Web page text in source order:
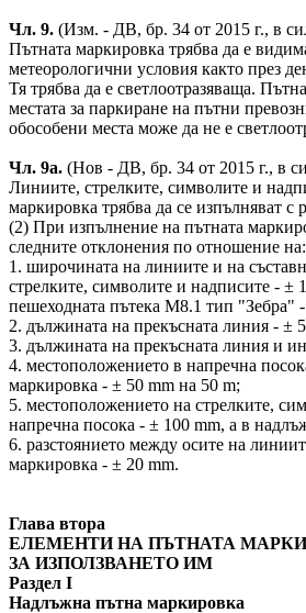
Чл. 9. (Изм. - ДВ, бр. 34 от 2015 г., в
Пътната маркировка трябва да е
метеорологични условия както през
Тя трябва да е светлоотразяваща.
местата за паркиране на пътни
обособени места може да не е
Чл. 9а. (Нов - ДВ, бр. 34 от 2015 г., в
Линиите, стрелките, символите и
маркировка трябва да се изпълняват с
(2) При изпълнение на пътната
следните отклонения по отношение на:
1. широчината на линиите и на
стрелките, символите и надписите - ±
пешеходната пътека М8.1 тип "Зебра"
2. дължината на прекъсната линия - ±
3. дължината на прекъсната линия и
4. местоположението в напречна
маркировка - ± 50 mm на 50 m;
5. местоположението на стрелките,
напречна посока - ± 100 mm, а в
6. разстоянието между осите на
маркировка - ± 20 mm.
Глава втора
ЕЛЕМЕНТИ НА ПЪТНАТА
ЗА ИЗПОЛЗВАНЕТО ИМ
Раздел I
Надлъжна пътна маркировка